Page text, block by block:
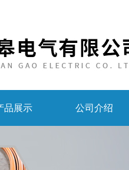
品展示 公司介绍